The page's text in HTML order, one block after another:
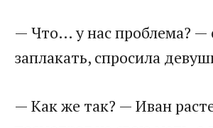
— Что… у нас проблема? —
заплакать, спросила
— Как же так? — Иван